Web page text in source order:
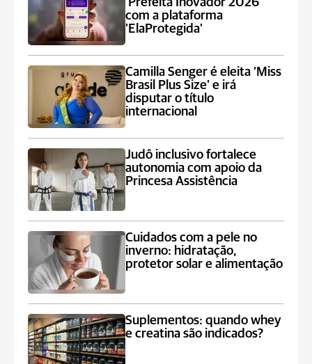
com a plataforma
'ElaProtegida'
Camilla Senger é eleita ‘Miss
Brasil Plus Size’ e irá
disputar o título
internacional
Judô inclusivo fortalece
autonomia com apoio da
Princesa Assistência
Cuidados com a pele no
inverno: hidratação,
protetor solar e alimentação
Suplementos: quando whey
e creatina são indicados?